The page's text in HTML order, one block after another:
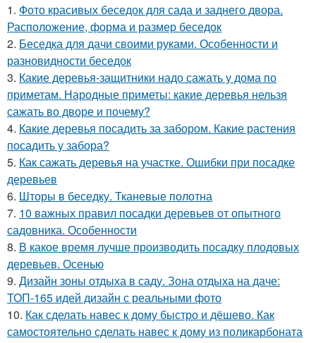
1. Фото красивых беседок для сада и заднего двора.
Расположение, форма и размер беседок
2. Беседка для дачи своими руками. Особенности и
разновидности беседок
3. Какие деревья-защитники надо сажать у дома по
приметам. Народные приметы: какие деревья нельзя
сажать во дворе и почему?
4. Какие деревья посадить за забором. Какие растения
посадить у забора?
5. Как сажать деревья на участке. Ошибки при посадке
деревьев
6. Шторы в беседку. Тканевые полотна
7. 10 важных правил посадки деревьев от опытного
садовника. Особенности
8. В какое время лучше производить посадку плодовых
деревьев. Осенью
9. Дизайн зоны отдыха в саду. Зона отдыха на даче:
ТОП-165 идей дизайн с реальными фото
10. Как сделать навес к дому быстро и дёшево. Как
самостоятельно сделать навес к дому из поликарбоната